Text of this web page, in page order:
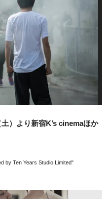
）より新宿K’s cinemaほか
by Ten Years Studio Limited"